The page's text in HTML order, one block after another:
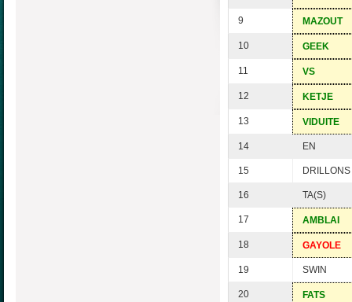
9 MAZOUT
10 GEEK
11 VS
12 KETJE
13 VIDUITE
14 EN
15 DRILLONS
16 TA(S)
17 AMBLAI
18 GAYOLE
19 SWIN
20 FATS